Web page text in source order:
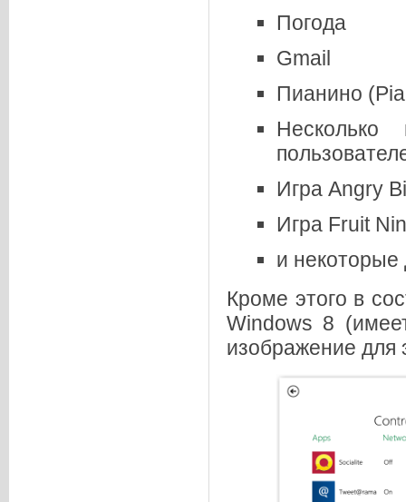
Погода
Gmail
Пианино
Игра Angry
Игра Fruit
и некоторые
Кроме этого в
Windows 8
изображение для